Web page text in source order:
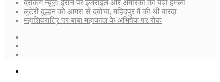
ब्रेकिंग न्यूज़: ईरान पर इजराइल और अमेरिका का बड़ा हमला
लुटेरी दुल्हन को आगरा से दबोचा, महिदपुर में की थी वारदा
महाशिवरात्रि पर बाबा महाकाल के अभिषेक पर रोक